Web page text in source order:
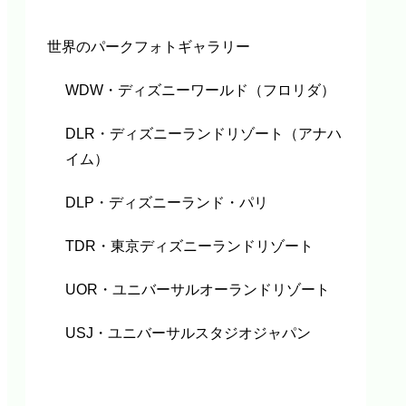
世界のパークフォトギャラリー
WDW・ディズニーワールド（フロリダ）
DLR・ディズニーランドリゾート（アナハ
イム）
DLP・ディズニーランド・パリ
TDR・東京ディズニーランドリゾート
UOR・ユニバーサルオーランドリゾート
USJ・ユニバーサルスタジオジャパン